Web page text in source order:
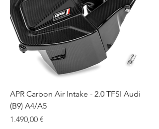
APR Carbon Air Intake - 2.0 TFSI Audi
(B9) A4/A5
Preis
1.490,00 €